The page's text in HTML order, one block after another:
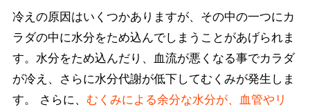
冷えの原因はいくつかありますが、その中の一つにカ
ラダの中に水分をため込んでしまうことがあげられま
す。水分をため込んだり、血流が悪くなる事でカラダ
が冷え、さらに水分代謝が低下してむくみが発生しま
す。 さらに、 むくみによる余分な水分が、血管やリ